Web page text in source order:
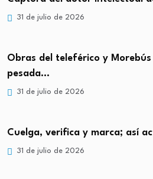
31 de julio de 2026
Obras del teleférico y
pesada…
31 de julio de 2026
Cuelga, verifica y marca; así
31 de julio de 2026